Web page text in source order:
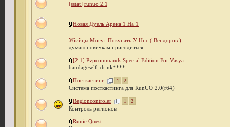
[sstat [runuo 2.1]
Новая Дуель Арена 1 На 1
Убийцы Могут Покупать У Нпс ( Вендоров )
думаю новичкам пригодиться
[2.1] Pvpcommands Special Edition For Vasya
bandageself, drink****
Посткастинг 1 2
Система посткастинга для RunUO 2.0(r64)
Regioncontroler 1 2
Контроль регионов
Runic Quest